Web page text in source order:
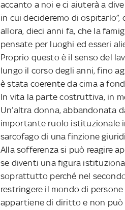
accanto a noi e ci aiuterà a
in cui decideremo di ospitarlo”,
allora, dieci anni fa, che la
pensate per luoghi ed esseri
Proprio questo è il senso del
lungo il corso degli anni, fino
è stata coerente da cima a
In vita la parte costruttiva, in
Un’altra donna, abbandonata
importante ruolo istituzionale
sarcofago di una finzione
Alla sofferenza si può reagire
se diventi una figura
soprattutto perché nel
restringere il mondo di
appartiene di diritto e non può